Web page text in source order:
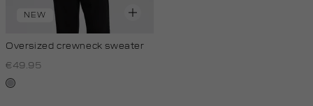
NEW
Oversized crewneck sweater
€49.95
lichtgrijs